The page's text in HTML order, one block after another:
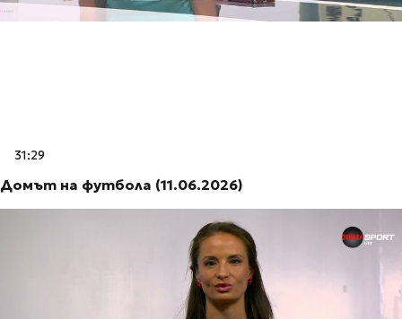
31:29
Домът на футбола (11.06.2026)